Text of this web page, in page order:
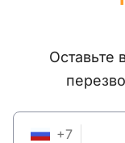
Оставьте ваш номер телефона, и мы
+7